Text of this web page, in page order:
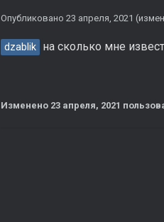
Опубликовано 23 апреля, 2021
dzablik на сколько мне
Изменено 23 апреля, 2021